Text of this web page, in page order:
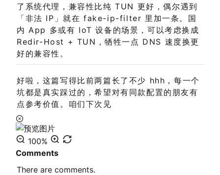
了系统代理，兼容性比纯 TUN 更好，偶尔遇到
「非法 IP」就在 fake-ip-filter 里加一条。国
内 App 多或有 IoT 设备的场景，可以考虑换成
Redir-Host + TUN，牺牲一点 DNS 速度换更
好的兼容性。
好啦，这篇写得比前两篇长了不少 hhh，每一个
坑都是真实踩过的，希望对有同款配置的朋友有
点参考价值。咱们下次见
100%
Comments
There are 0comments.